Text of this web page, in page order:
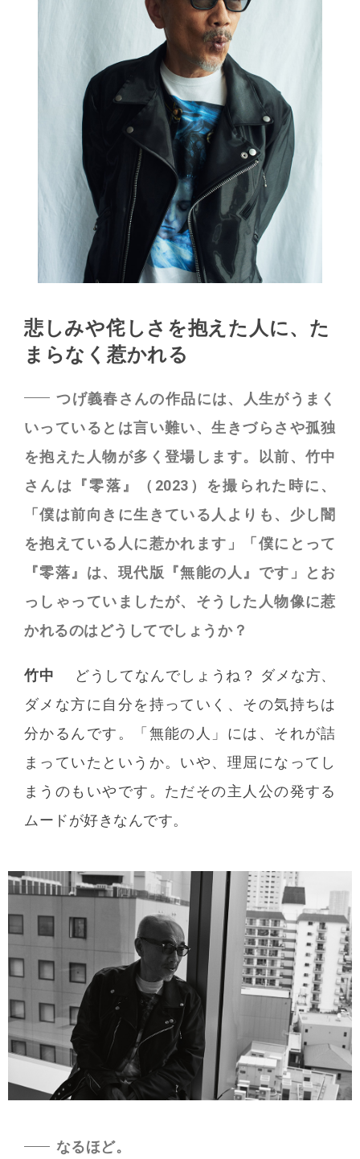
悲しみや侘しさを抱えた人に、た
まらなく惹かれる
つげ義春さんの作品には、人生がうまく
いっているとは言い難い、生きづらさや孤独
を抱えた人物が多く登場します。以前、竹中
さんは『零落』（2023）を撮られた時に、
「僕は前向きに生きている人よりも、少し闇
を抱えている人に惹かれます」「僕にとって
『零落』は、現代版『無能の人』です」とお
っしゃっていましたが、そうした人物像に惹
かれるのはどうしてでしょうか？
竹中
どうしてなんでしょうね？ ダメな方、
ダメな方に自分を持っていく、その気持ちは
分かるんです。「無能の人」には、それが詰
まっていたというか。いや、理屈になってし
まうのもいやです。ただその主人公の発する
ムードが好きなんです。
なるほど。